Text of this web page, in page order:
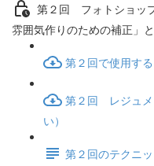
第２回 フォトショッ
雰囲気作りのための補正」と
第２回で使用す
第２回 レジュメ
い）
第２回のテクニ